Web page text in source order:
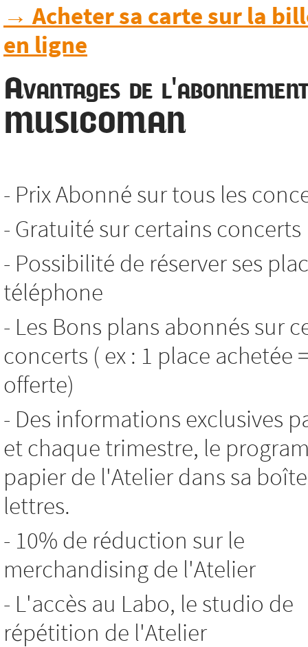
→ Acheter sa carte sur la
en ligne
Avantages de l'abonnement
MUSICOMAN
- Prix Abonné sur tous les
- Gratuité sur certains concerts
- Possibilité de réserver ses
téléphone
- Les Bons plans abonnés sur
concerts ( ex : 1 place achetée
offerte)
- Des informations exclusives
et chaque trimestre, le
papier de l'Atelier dans sa
lettres.
- 10% de réduction sur le
merchandising de l'Atelier
- L'accès au Labo, le studio de
répétition de l'Atelier